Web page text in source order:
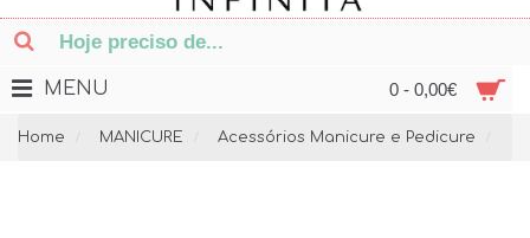
0 - 0,00€
MENU
Home MANICURE Acessórios Manicure e Pedicure